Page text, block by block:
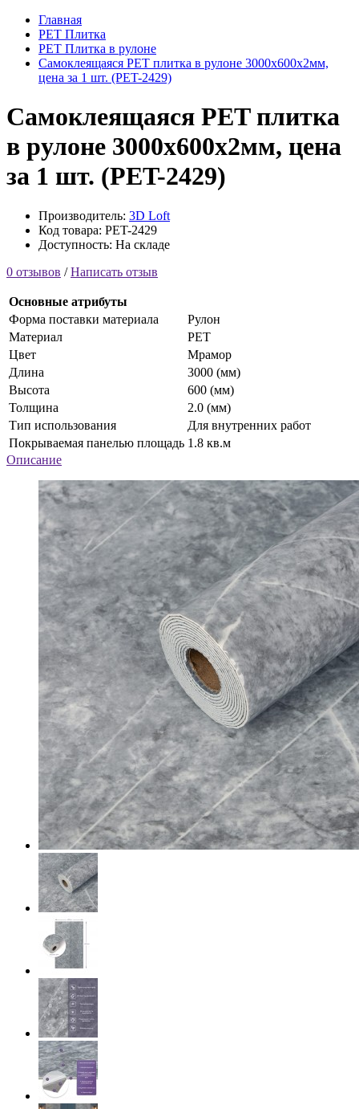
Главная
PET Плитка
PET Плитка в рулоне
Самоклеящаяся PET плитка в рулоне 3000х600х2мм,
цена за 1 шт. (PET-2429)
Самоклеящаяся PET плитка
в рулоне 3000х600х2мм, цена
за 1 шт. (PET-2429)
Производитель: 3D Loft
Код товара: PET-2429
Доступность: На складе
0 отзывов /Написать отзыв
Основные атрибуты
Форма поставки материала
Рулон
Материал
PET
Цвет
Мрамор
Длина
3000 (мм)
Высота
600 (мм)
Толщина
2.0 (мм)
Тип использования
Для внутренних работ
Покрываемая панелью площадь 1.8 кв.м
Описание